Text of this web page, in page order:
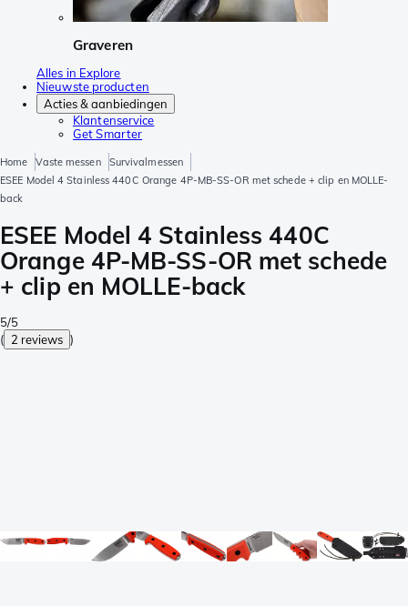
Graveren
Alles in Explore
Nieuwste producten
Acties & aanbiedingen
Klantenservice
Get Smarter
Home Vaste messen
Survivalmessen
ESEE Model 4 Stainless 440C Orange 4P-MB-SS-OR met schede + clip en MOLLE-
back
ESEE Model 4 Stainless 440C
Orange 4P-MB-SS-OR met schede
+ clip en MOLLE-back
5/5
( 2 reviews )